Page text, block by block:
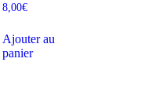
8,00€
Ajouter au
panier